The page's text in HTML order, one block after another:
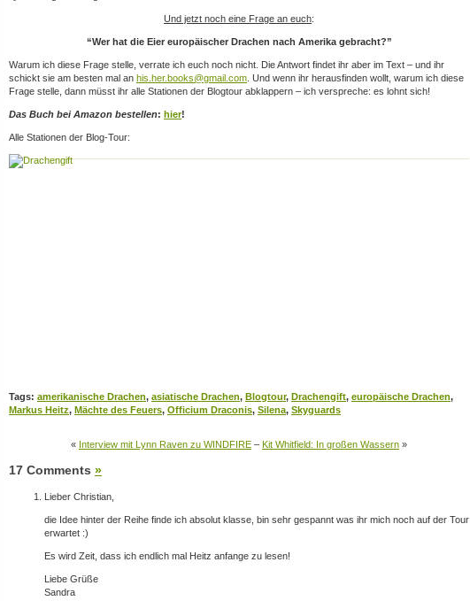
Und jetzt noch eine Frage an euch:
“Wer hat die Eier europäischer Drachen nach Amerika gebracht?”
Warum ich diese Frage stelle, verrate ich euch noch nicht. Die Antwort findet ihr aber im Text – und ihr
schickt sie am besten mal an his.her.books@gmail.com . Und wenn ihr herausfinden wollt, warum ich diese
Frage stelle, dann müsst ihr alle Stationen der Blogtour abklappern – ich verspreche: es lohnt sich!
Das Buch bei Amazon bestellen: hier!
Alle Stationen der Blog-Tour:
Tags: amerikanische Drachen, asiatische Drachen, Blogtour, Drachengift, europäische Drachen,
Markus Heitz, Mächte des Feuers, Officium Draconis, Silena, Skyguards
« Interview mit Lynn Raven zu WINDFIRE – Kit Whitfield: In großen Wassern »
17 Comments »
Lieber Christian,
die Idee hinter der Reihe finde ich absolut klasse, bin sehr gespannt was ihr mich noch auf der Tour
erwartet :)
Es wird Zeit, dass ich endlich mal Heitz anfange zu lesen!
Liebe Grüße
Sandra